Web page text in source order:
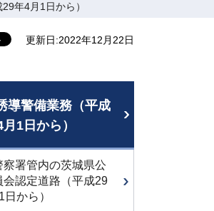
年4月1日から）
更新日:2022年12月22日
導警備業務（平成
1日から）
察署管内の茨城県公
会認定道路（平成29
から）